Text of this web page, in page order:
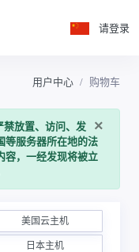
请登录
用户中心 购物车
×
禁放置、访问、发
等服务器所在地的法
容，一经发现将被立
美国云主机
日本主机